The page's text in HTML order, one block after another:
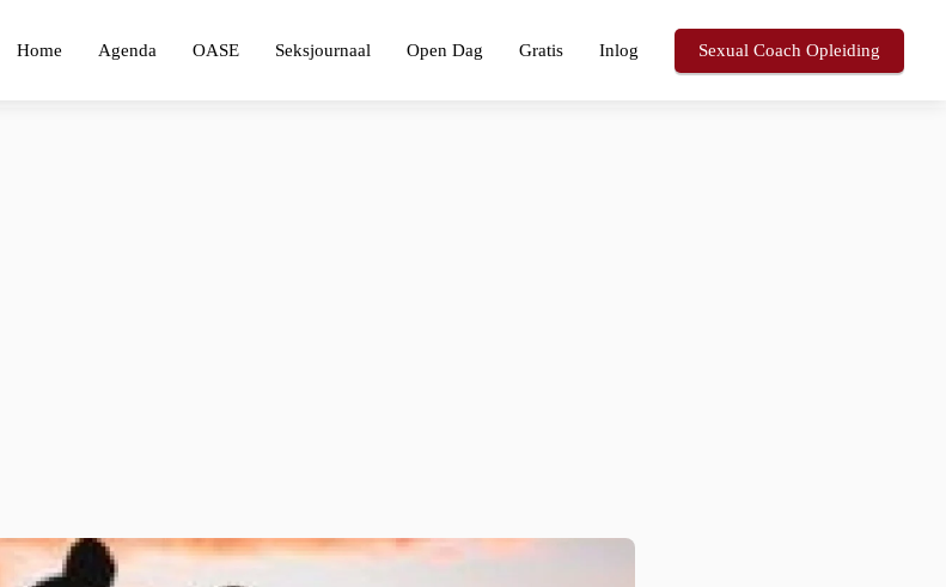
Home Agenda OASE Seksjournaal Open Dag Gratis Inlog Sexual Coach Opleiding